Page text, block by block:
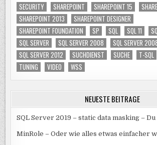
SECURITY
SHAREPOINT SHAREPOINT 15
SHAREPOINT 2013
SHAREPOINT DESIGNER
SHAREPOINT FOUNDATION
SP SQL SQL 11
SQL SERVER
SQL SERVER 2008
SQL SERVER
SQL SERVER 2012
SUCHDIENST SUCHE T-SQL
TUNING
VIDEO WSS
NEUESTE BEITRÄGE
SQL Server 2019 – static data masking –
MinRole – Oder wie alles etwas einfacher